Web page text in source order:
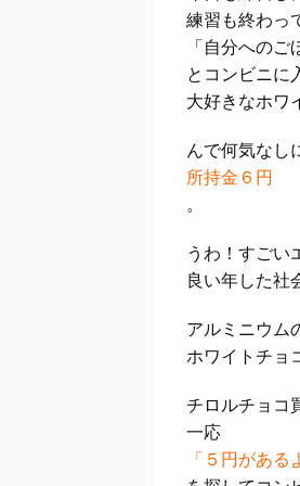
練習も終わっ
「自分へのご
とコンビニに
大好きなホワ
んで何気なし
所持金６円
。
うわ！すごい
良い年した社
アルミニウム
ホワイトチョ
チロルチョコ
一応
「５円がある